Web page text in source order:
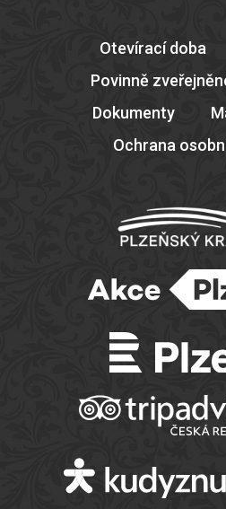
Otevírací doba
Povinně
Dokumenty
Ochrana